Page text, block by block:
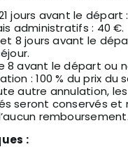
jours avant le
administratifs : 40 €.
et 8 jours avant le
8 avant le départ ou
: 100 % du prix du
autre annulation,
seront conservés et
remboursement.
: